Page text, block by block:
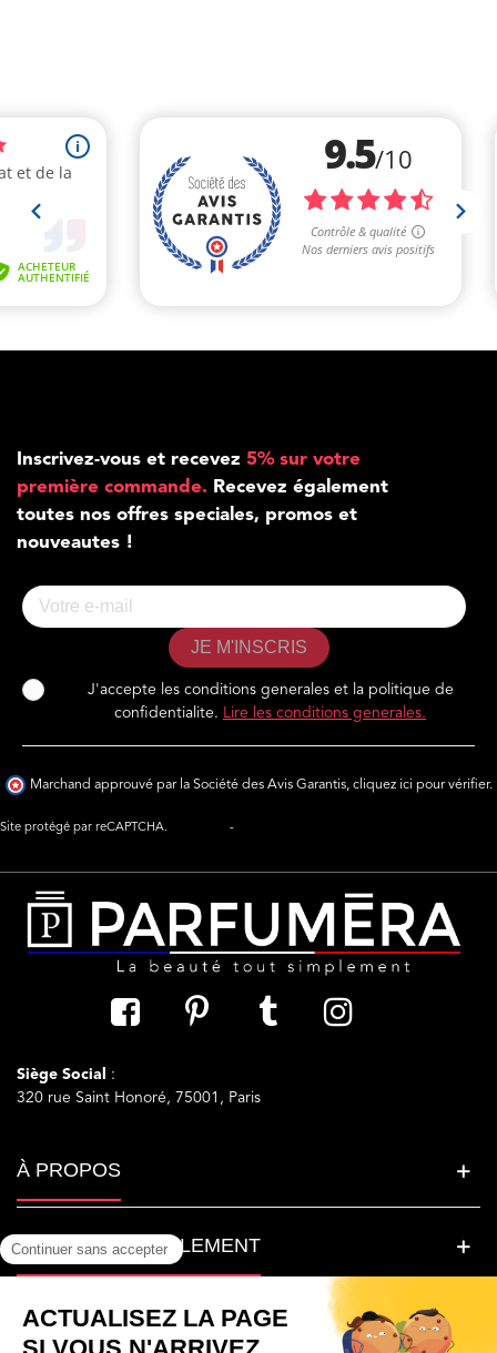
Inscrivez-vous et recevez 5% sur votre
première commande. Recevez également
toutes nos offres speciales, promos et
nouveautes !
JE M'INSCRIS
J'accepte les conditions generales et la politique de
confidentialite.
Lire les conditions generales.
Marchand approuvé par la Société des Avis Garantis, cliquez ici pour vérifier.
Site protégé par reCAPTCHA. -
Siège Social
:
320 rue Saint Honoré, 75001, Paris
À PROPOS
LA BEAUTE SIMPLEMENT
BESOIN D'AIDE ?